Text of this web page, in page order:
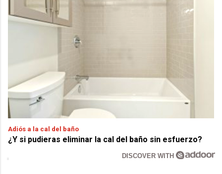
Adiós a la cal del baño
¿Y si pudieras eliminar la cal del baño sin esfuerzo?
DISCOVER WITH